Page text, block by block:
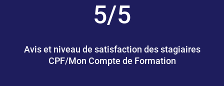
5/5
Avis et niveau de satisfaction des stagiaires
CPF/Mon Compte de Formation